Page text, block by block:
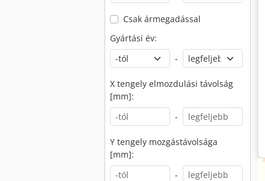
Csak ármegadással
Gyártási év:
-
X tengely elmozdulási távolság
[mm]:
-
Y tengely mozgástávolsága
[mm]:
-